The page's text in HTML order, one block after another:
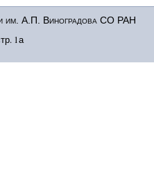
им. А.П. Виноградова СО РАН
1а